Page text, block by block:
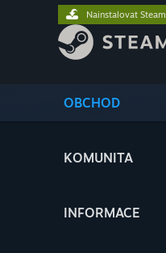
OBCHOD
KOMUNITA
INFORMACE
Nainstalovat Steam